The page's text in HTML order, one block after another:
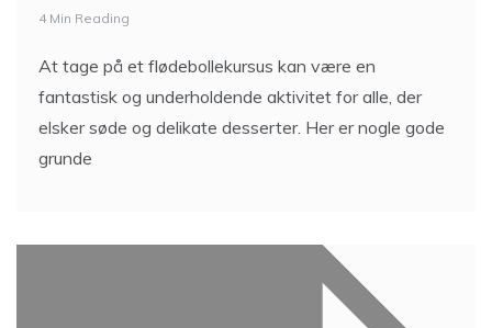
4 Min Reading
At tage på et flødebollekursus kan være en
fantastisk og underholdende aktivitet for alle, der
elsker søde og delikate desserter. Her er nogle gode
grunde